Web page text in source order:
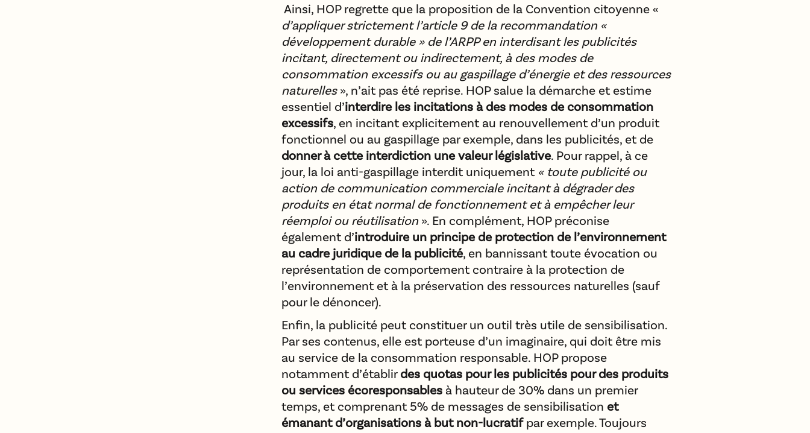
Ainsi, HOP regrette que la proposition de la Convention citoyenne «
d’appliquer strictement l’article 9 de la recommandation «
développement durable » de l’ARPP en interdisant les publicités
incitant, directement ou indirectement, à des modes de
consommation excessifs ou au gaspillage d’énergie et des ressources
naturelles», n’ait pas été reprise. HOP salue la démarche et estime
essentiel d’interdire les incitations à des modes de consommation
excessifs, en incitant explicitement au renouvellement d’un produit
fonctionnel ou au gaspillage par exemple, dans les publicités, et de
donner à cette interdiction une valeur législative. Pour rappel, à ce
jour, la loi anti-gaspillage interdit uniquement « toute publicité ou
action de communication commerciale incitant à dégrader des
produits en état normal de fonctionnement et à empêcher leur
réemploi ou réutilisation ». En complément, HOP préconise
également d’introduire un principe de protection de l’environnement
au cadre juridique de la publicité, en bannissant toute évocation ou
représentation de comportement contraire à la protection de
l’environnement et à la préservation des ressources naturelles (sauf
pour le dénoncer).
Enfin, la publicité peut constituer un outil très utile de sensibilisation.
Par ses contenus, elle est porteuse d’un imaginaire, qui doit être mis
au service de la consommation responsable. HOP propose
notamment d’établir des quotas pour les publicités pour des produits
ou services écoresponsables à hauteur de 30% dans un premier
temps, et comprenant 5% de messages de sensibilisation et
émanant d’organisations à but non-lucratifpar exemple. Toujours